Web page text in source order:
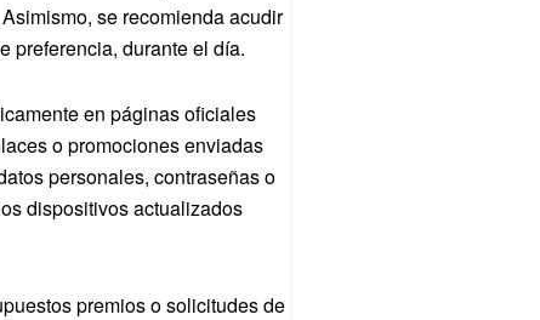
se recomienda acudir
preferencia, durante el día.
en páginas oficiales
o promociones enviadas
personales, contraseñas o
dispositivos actualizados
premios o solicitudes de